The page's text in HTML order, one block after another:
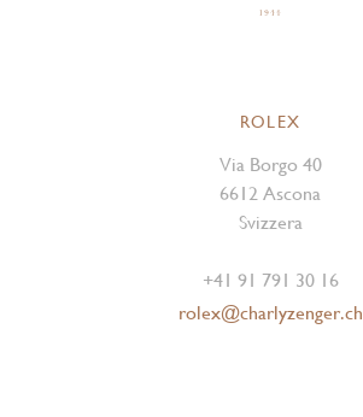
ROLEX
Via Borgo 40
6612 Ascona
Svizzera
+41 91 791 30 16
rolex@charlyzenger.ch